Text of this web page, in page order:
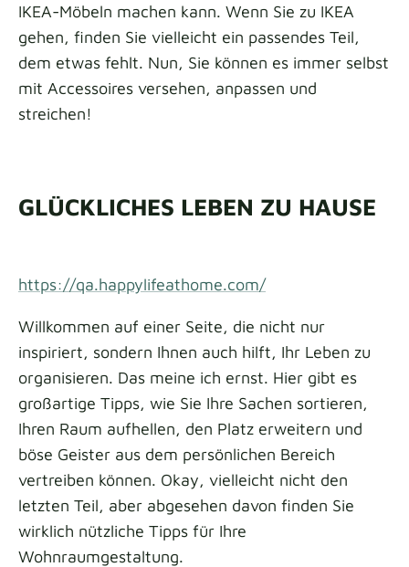
IKEA-Möbeln machen kann. Wenn Sie zu IKEA
gehen, finden Sie vielleicht ein passendes Teil,
dem etwas fehlt. Nun, Sie können es immer selbst
mit Accessoires versehen, anpassen und
streichen!
GLÜCKLICHES LEBEN ZU HAUSE
https://qa.happylifeathome.com/
Willkommen auf einer Seite, die nicht nur
inspiriert, sondern Ihnen auch hilft, Ihr Leben zu
organisieren. Das meine ich ernst. Hier gibt es
großartige Tipps, wie Sie Ihre Sachen sortieren,
Ihren Raum aufhellen, den Platz erweitern und
böse Geister aus dem persönlichen Bereich
vertreiben können. Okay, vielleicht nicht den
letzten Teil, aber abgesehen davon finden Sie
wirklich nützliche Tipps für Ihre
Wohnraumgestaltung.